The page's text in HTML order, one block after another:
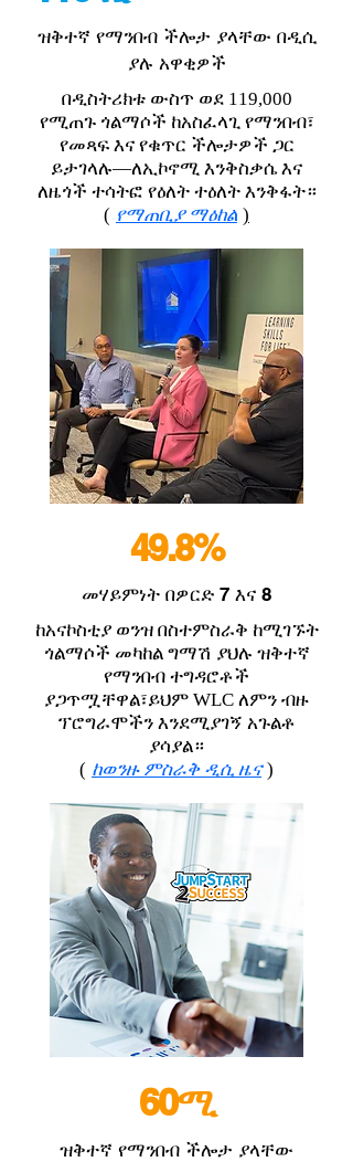
ዝቅተኛ የማንበብ ችሎታ ያላቸው በዲሲ
ያሉ አዋቂዎች
በዲስትሪክቱ ውስጥ ወደ 119,000
የሚጠጉ ጎልማሶች ከአስፈላጊ የማንበብ፣
የመጻፍ እና የቁጥር ችሎታዎች ጋር
ይታገላሉ—ለኢኮኖሚ እንቅስቃሴ እና
ለዜጎች ተሳትፎ የዕለት ተዕለት እንቅፋት።
( የማጠቢያ ማዕከል )
49.8%
መሃይምነት በዎርድ 7 እና 8
ከአናኮስቲያ ወንዝ በስተምስራቅ ከሚገኙት
ጎልማሶች መካከል ግማሽ ያህሉ ዝቅተኛ
የማንበብ ተግዳሮቶች
ያጋጥሟቸዋል፣ይህም WLC ለምን ብዙ
ፕሮግራሞችን እንደሚያገኝ አጉልቶ
ያሳያል።
( ከወንዙ ምስራቅ ዲሲ ዜና )
60ሚ
ዝቅተኛ የማንበብ ችሎታ ያላቸው